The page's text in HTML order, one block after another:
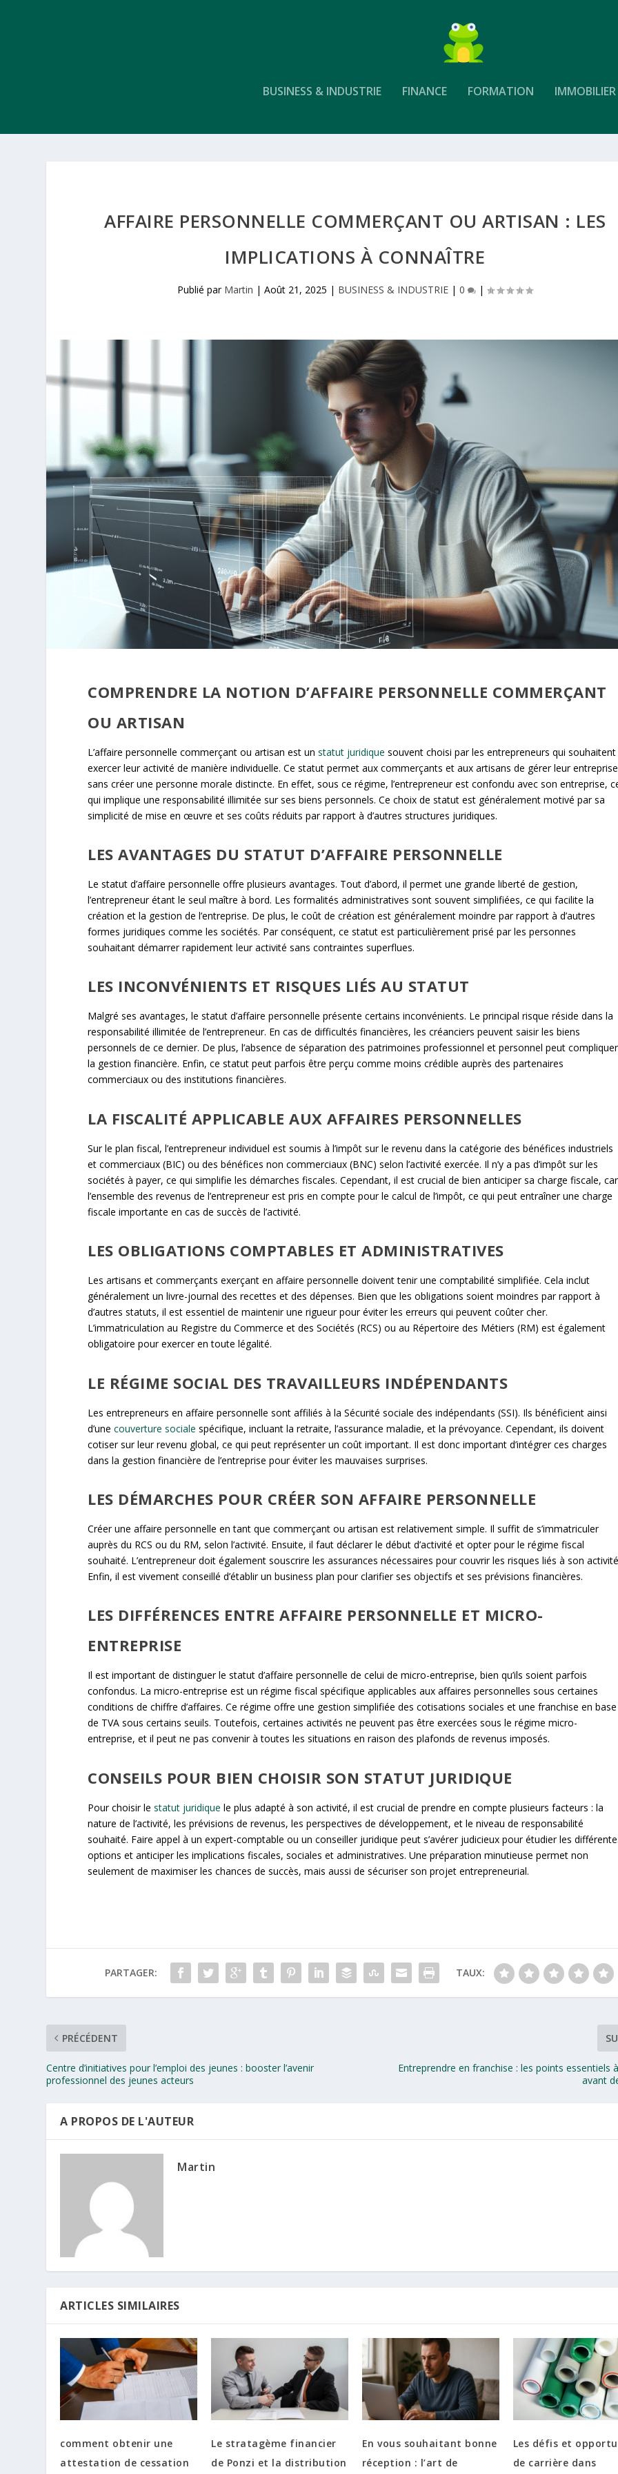
BUSINESS & INDUSTRIE FINANCE FORMATION IMMOBILIER
AFFAIRE PERSONNELLE COMMERÇANT OU ARTISAN : LES
IMPLICATIONS À CONNAÎTRE
Publié par Martin |Août 21, 2025 | BUSINESS & INDUSTRIE |0 |
COMPRENDRE LA NOTION D’AFFAIRE PERSONNELLE COMMERÇANT
OU ARTISAN
L’affaire personnelle commerçant ou artisan est unstatut juridique souvent choisi par les entrepreneurs qui souhaitent
exercer leur activité de manière individuelle. Ce statut permet aux commerçants et aux artisans de gérer leur entreprise
sans créer une personne morale distincte. En effet, sous ce régime, l’entrepreneur est confondu avec son entreprise,
qui implique une responsabilité illimitée sur ses biens personnels. Ce choix de statut est généralement motivé par sa
simplicité de mise en œuvre et ses coûts réduits par rapport à d’autres structures juridiques.
LES AVANTAGES DU STATUT D’AFFAIRE PERSONNELLE
Le statut d’affaire personnelle offre plusieurs avantages. Tout d’abord, il permet une grande liberté de gestion,
l’entrepreneur étant le seul maître à bord. Les formalités administratives sont souvent simplifiées, ce qui facilite la
création et la gestion de l’entreprise. De plus, le coût de création est généralement moindre par rapport à d’autres
formes juridiques comme les sociétés. Par conséquent, ce statut est particulièrement prisé par les personnes
souhaitant démarrer rapidement leur activité sans contraintes superflues.
LES INCONVÉNIENTS ET RISQUES LIÉS AU STATUT
Malgré ses avantages, le statut d’affaire personnelle présente certains inconvénients. Le principal risque réside dans la
responsabilité illimitée de l’entrepreneur. En cas de difficultés financières, les créanciers peuvent saisir les biens
personnels de ce dernier. De plus, l’absence de séparation des patrimoines professionnel et personnel peut compliquer
la gestion financière. Enfin, ce statut peut parfois être perçu comme moins crédible auprès des partenaires
commerciaux ou des institutions financières.
LA FISCALITÉ APPLICABLE AUX AFFAIRES PERSONNELLES
Sur le plan fiscal, l’entrepreneur individuel est soumis à l’impôt sur le revenu dans la catégorie des bénéfices industriels
et commerciaux (BIC) ou des bénéfices non commerciaux (BNC) selon l’activité exercée. Il n’y a pas d’impôt sur les
sociétés à payer, ce qui simplifie les démarches fiscales. Cependant, il est crucial de bien anticiper sa charge fiscale, car
l’ensemble des revenus de l’entrepreneur est pris en compte pour le calcul de l’impôt, ce qui peut entraîner une charge
fiscale importante en cas de succès de l’activité.
LES OBLIGATIONS COMPTABLES ET ADMINISTRATIVES
Les artisans et commerçants exerçant en affaire personnelle doivent tenir une comptabilité simplifiée. Cela inclut
généralement un livre-journal des recettes et des dépenses. Bien que les obligations soient moindres par rapport à
d’autres statuts, il est essentiel de maintenir une rigueur pour éviter les erreurs qui peuvent coûter cher.
L’immatriculation au Registre du Commerce et des Sociétés (RCS) ou au Répertoire des Métiers (RM) est également
obligatoire pour exercer en toute légalité.
LE RÉGIME SOCIAL DES TRAVAILLEURS INDÉPENDANTS
Les entrepreneurs en affaire personnelle sont affiliés à la Sécurité sociale des indépendants (SSI). Ils bénéficient ainsi
d’unecouverture sociale spécifique, incluant la retraite, l’assurance maladie, et la prévoyance. Cependant, ils doivent
cotiser sur leur revenu global, ce qui peut représenter un coût important. Il est donc important d’intégrer ces charges
dans la gestion financière de l’entreprise pour éviter les mauvaises surprises.
LES DÉMARCHES POUR CRÉER SON AFFAIRE PERSONNELLE
Créer une affaire personnelle en tant que commerçant ou artisan est relativement simple. Il suffit de s’immatriculer
auprès du RCS ou du RM, selon l’activité. Ensuite, il faut déclarer le début d’activité et opter pour le régime fiscal
souhaité. L’entrepreneur doit également souscrire les assurances nécessaires pour couvrir les risques liés à son
Enfin, il est vivement conseillé d’établir un business plan pour clarifier ses objectifs et ses prévisions financières.
LES DIFFÉRENCES ENTRE AFFAIRE PERSONNELLE ET MICRO-
ENTREPRISE
Il est important de distinguer le statut d’affaire personnelle de celui de micro-entreprise, bien qu’ils soient parfois
confondus. La micro-entreprise est un régime fiscal spécifique applicables aux affaires personnelles sous certaines
conditions de chiffre d’affaires. Ce régime offre une gestion simplifiée des cotisations sociales et une franchise en base
de TVA sous certains seuils. Toutefois, certaines activités ne peuvent pas être exercées sous le régime micro-
entreprise, et il peut ne pas convenir à toutes les situations en raison des plafonds de revenus imposés.
CONSEILS POUR BIEN CHOISIR SON STATUT JURIDIQUE
Pour choisir lestatut juridique le plus adapté à son activité, il est crucial de prendre en compte plusieurs facteurs : la
nature de l’activité, les prévisions de revenus, les perspectives de développement, et le niveau de responsabilité
souhaité. Faire appel à un expert-comptable ou un conseiller juridique peut s’avérer judicieux pour étudier les
options et anticiper les implications fiscales, sociales et administratives. Une préparation minutieuse permet non
seulement de maximiser les chances de succès, mais aussi de sécuriser son projet entrepreneurial.
PARTAGER: TAUX:
PRÉCÉDENT
Centre d’initiatives pour l’emploi des jeunes : booster l’avenir
professionnel des jeunes acteurs
Entreprendre en franchise : les points essentiels
avant
A PROPOS DE L'AUTEUR
Martin
ARTICLES SIMILAIRES
comment obtenir une
attestation de cessation
Le stratagème financier
de Ponzi et la distribution
En vous souhaitant bonne
réception : l’art de
Les défis et
de carrière dans